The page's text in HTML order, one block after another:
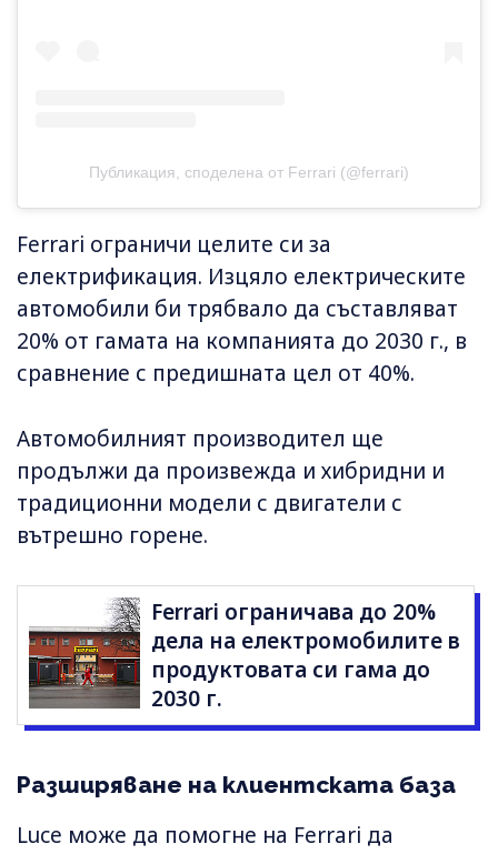
Публикация, споделена от Ferrari (@ferrari)
Ferrari ограничи целите си за
електрификация. Изцяло електрическите
автомобили би трябвало да съставляват
20% от гамата на компанията до 2030 г., в
сравнение с предишната цел от 40%.
Автомобилният производител ще
продължи да произвежда и хибридни и
традиционни модели с двигатели с
вътрешно горене.
Ferrari ограничава до 20%
дела на електромобилите в
продуктовата си гама до
2030 г.
Разширяване на клиентската база
Luce може да помогне на Ferrari да